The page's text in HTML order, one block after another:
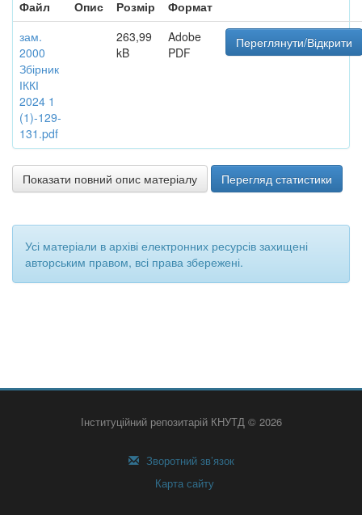
Файл
Опис Розмір
Формат
зам.
2000
Збірник
ІККІ
2024 1
(1)-129-
131.pdf
263,99
kB
Adobe
PDF
Переглянути/Відкрити
Показати повний опис матеріалу Перегляд статистики
Усі матеріали в архіві електронних ресурсів захищені
авторським правом, всі права збережені.
Інституційний репозитарій КНУТД © 2026
Зворотний зв’язок
Карта сайту